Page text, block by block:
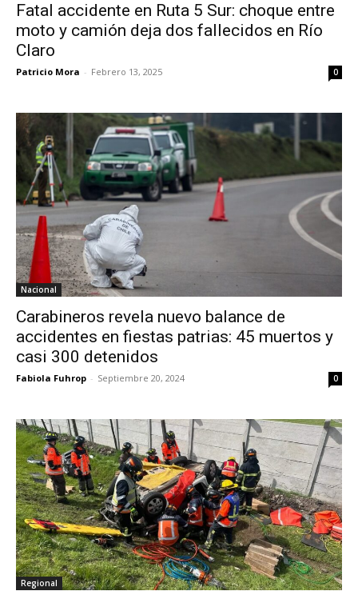
Fatal accidente en Ruta 5 Sur: choque entre
moto y camión deja dos fallecidos en Río
Claro
Patricio Mora - Febrero 13, 2025 0
Nacional
Carabineros revela nuevo balance de
accidentes en fiestas patrias: 45 muertos y
casi 300 detenidos
Fabiola Fuhrop - Septiembre 20, 2024 0
Regional